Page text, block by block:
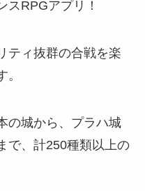
スRPGアプリ！
ティ抜群の合戦を楽
の城から、プラハ城
で、計250種類以上の